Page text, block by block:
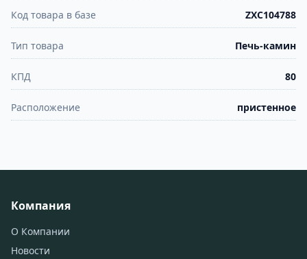
Код товара в базе ZXC104788
Тип товара Печь-камин
КПД 80
Расположение пристенное
Компания
О Компании
Новости